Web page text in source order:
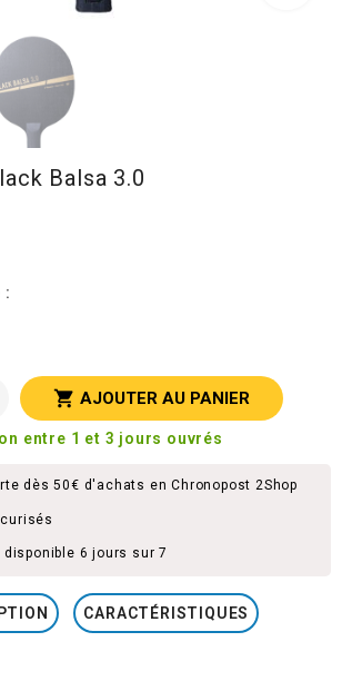
Balsa 3.0
:
 AJOUTER AU PANIER
entre 1 et 3 jours ouvrés
dès 50€ d'achats en Chronopost 2Shop
6 jours sur 7
CARACTÉRISTIQUES